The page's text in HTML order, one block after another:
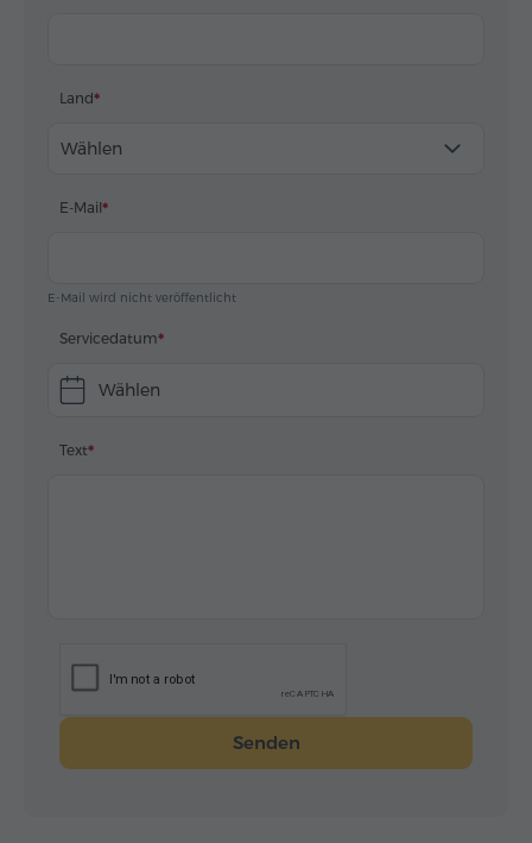
Land
Wählen
E-Mail
E-Mail wird nicht veröffentlicht
Servicedatum
Wählen
Text
Senden